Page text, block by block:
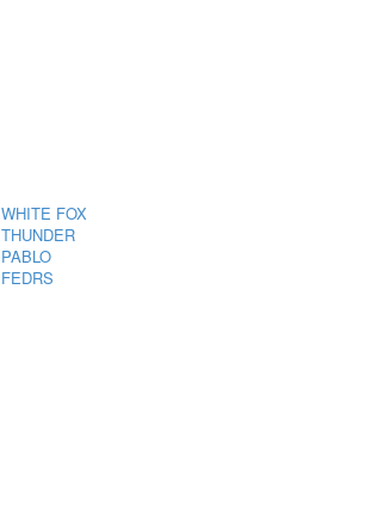
WHITE FOX
THUNDER
PABLO
FEDRS